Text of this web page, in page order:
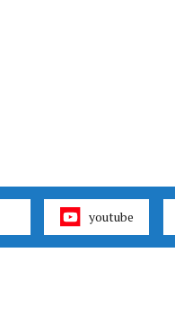
youtube